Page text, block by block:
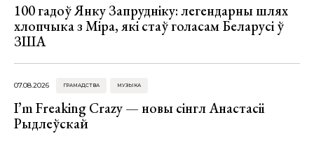
100 гадоў Янку Запрудніку: легендарны шлях
хлопчыка з Міра, які стаў голасам Беларусі ў
ЗША
07.08.2026 ГРАМАДСТВА МУЗЫКА
I’m Freaking Crazy — новы сінгл Анастасіі
Рыдлеўскай